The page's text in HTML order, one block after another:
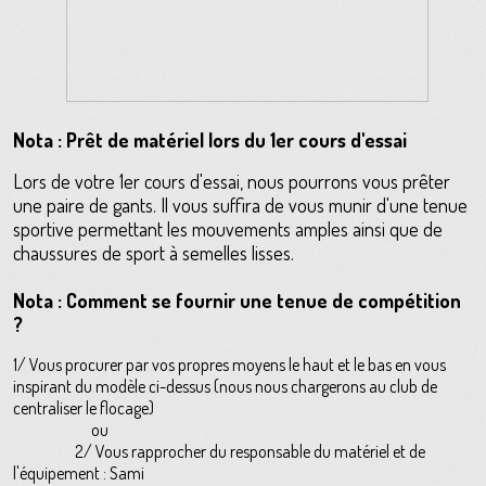
Nota : Prêt de matériel lors du 1er cours d'essai
Lors de votre 1er cours d'essai, nous pourrons vous prêter
une paire de gants. Il vous suffira de vous munir d'une tenue
sportive permettant les mouvements amples ainsi que de
chaussures de sport à semelles lisses.
Nota : Comment se fournir une tenue de compétition
?
1/ Vous procurer par vos propres moyens le haut et le bas en vous
inspirant du modèle ci-dessus (nous nous chargerons au club de
centraliser le flocage)
ou
2/ Vous rapprocher du responsable du matériel et de
l'équipement : Sami